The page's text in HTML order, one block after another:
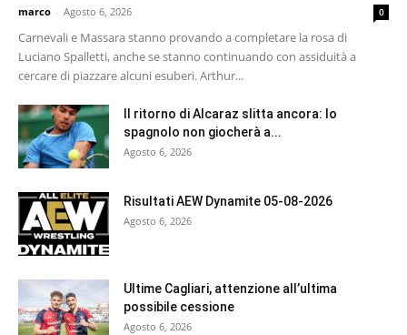
marco - Agosto 6, 2026 0
Carnevali e Massara stanno provando a completare la rosa di
Luciano Spalletti, anche se stanno continuando con assiduità a
cercare di piazzare alcuni esuberi. Arthur...
Il ritorno di Alcaraz slitta ancora: lo
spagnolo non giocherà a...
Agosto 6, 2026
Risultati AEW Dynamite 05-08-2026
Agosto 6, 2026
Ultime Cagliari, attenzione all’ultima
possibile cessione
Agosto 6, 2026